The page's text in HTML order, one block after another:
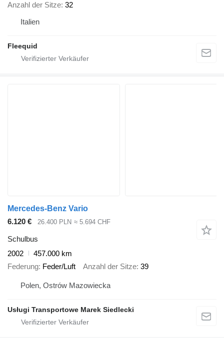
Anzahl der Sitze 32
Italien
Fleequid
Mercedes-Benz Vario
6.120 €
26.400 PLN ≈ 5.694 CHF
Schulbus
2002
457.000 km
Federung Feder/Luft Anzahl der Sitze 39
Polen, Ostrów Mazowiecka
Usługi Transportowe Marek Siedlecki